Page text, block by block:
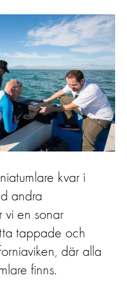
kvar i
andra
vi en sonar
tappade och
där alla
finns.